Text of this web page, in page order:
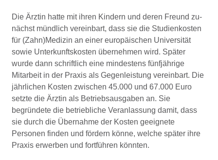
Die Ärztin hatte mit ihren Kindern und deren Freund zu­
nächst mündlich vereinbart, dass sie die Studienkosten
für (Zahn)Medizin an einer europäischen Universität
sowie Unterkunftskosten übernehmen wird. Später
wurde dann schriftlich eine mindestens fünfjährige
Mitarbeit in der Praxis als Gegenleistung vereinbart. Die
jährlichen Kosten zwischen 45.000 und 67.000 Euro
setzte die Ärztin als Be­triebsausgaben an. Sie
begründete die betriebliche Ver­anlassung damit, dass
sie durch die Übernahme der Kos­ten geeignete
Personen finden und fördern könne, welche später ihre
Praxis erwerben und fortführen könnten.